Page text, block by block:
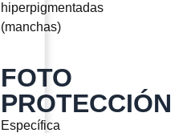
hiperpigmentadas
(manchas)
FOTO
PROTECCIÓN
Específica